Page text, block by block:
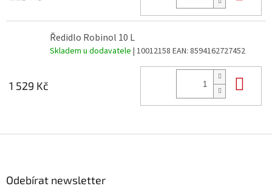
Ředidlo Robinol 10 L
Skladem u dodavatele | 10012158 EAN: 8594162727452
1 529 Kč
Odebírat newsletter